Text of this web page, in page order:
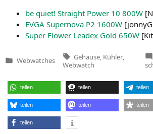
be quiet! Straight Power 10 800W
EVGA Super­no­va P2 1600W
Super Flower Lea­dex Gold 650W
Veröffentlicht
Webwatches
Tags:
Gehäuse Kühler
Webwatch
teilen teilen teilen
teilen teilen teilen
teilen